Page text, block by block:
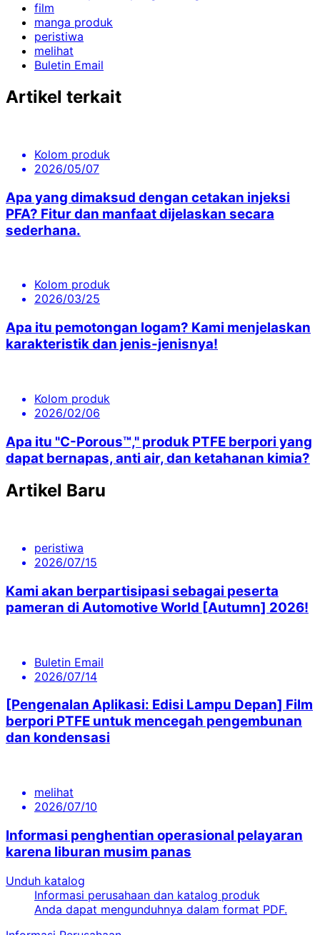
film
manga produk
peristiwa
melihat
Buletin Email
Artikel terkait
Kolom produk
2026/05/07
Apa yang dimaksud dengan cetakan injeksi
PFA? Fitur dan manfaat dijelaskan secara
sederhana.
Kolom produk
2026/03/25
Apa itu pemotongan logam? Kami menjelaskan
karakteristik dan jenis-jenisnya!
Kolom produk
2026/02/06
Apa itu "C-Porous™," produk PTFE berpori yang
dapat bernapas, anti air, dan ketahanan kimia?
Artikel Baru
peristiwa
2026/07/15
Kami akan berpartisipasi sebagai peserta
pameran di Automotive World [Autumn] 2026!
Buletin Email
2026/07/14
[Pengenalan Aplikasi: Edisi Lampu Depan] Film
berpori PTFE untuk mencegah pengembunan
dan kondensasi
melihat
2026/07/10
Informasi penghentian operasional pelayaran
karena liburan musim panas
Unduh katalog
Informasi perusahaan dan katalog produk
Anda dapat mengunduhnya dalam format PDF.